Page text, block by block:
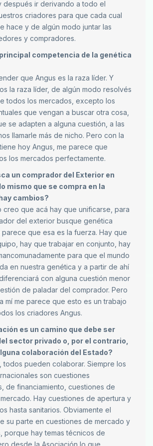
después ir derivando a todo el
criadores para que cada cual
hace y de algún modo juntar las
y compradores.
competencia de la genética
que Angus es la raza líder. Y
la raza líder, de algún modo resolvés
todos los mercados, excepto los
que vengan a buscar otra cosa,
se adapten a alguna cuestión, a las
llamarle más de nicho. Pero con la
hoy Angus, me parece que
los mercados perfectamente.
un comprador del Exterior en
mismo que se compra en la
cambios?
creo que acá hay que unificarse, para
del exterior busque genética
parece que esa es la fuerza. Hay que
hay que trabajar en conjunto, hay
para que el mundo
en nuestra genética y a partir de ahí
con alguna cuestión menor
de paladar del comprador. Pero
mí me parece que esto es un trabajo
los criadores Angus.
es un camino que debe ser
sector privado o, por el contrario,
colaboración del Estado?
todos pueden colaborar. Siempre los
son cuestiones
de financiamiento, cuestiones de
Hay cuestiones de apertura y
hasta sanitarios. Obviamente el
su parte en cuestiones de mercado y
porque hay temas técnicos de
desde la Asociación lo que